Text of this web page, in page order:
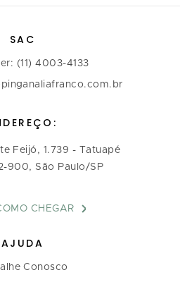
SAC
(11) 4003-4133
Feijó, 1.739 - Tatuapé
900, São Paulo/SP
CHEGAR
AJUDA
Conosco